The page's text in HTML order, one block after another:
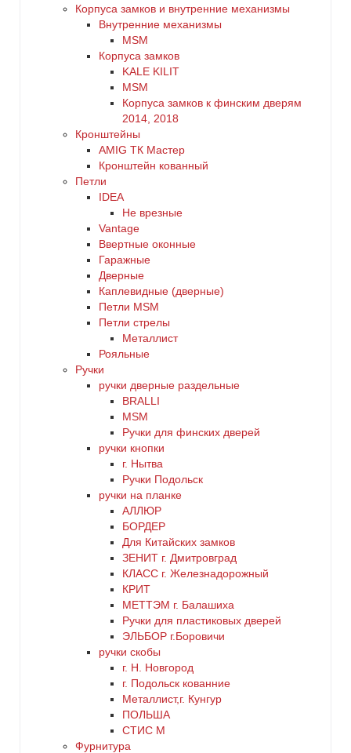
Корпуса замков и внутренние механизмы
Внутренние механизмы
MSM
Корпуса замков
KALE KILIT
MSM
Корпуса замков к финским дверям
2014, 2018
Кронштейны
AMIG ТК Мастер
Кронштейн кованный
Петли
IDEA
Не врезные
Vantage
Ввертные оконные
Гаражные
Дверные
Каплевидные (дверные)
Петли MSM
Петли стрелы
Металлист
Рояльные
Ручки
ручки дверные раздельные
BRALLI
MSM
Ручки для финских дверей
ручки кнопки
г. Нытва
Ручки Подольск
ручки на планке
АЛЛЮР
БОРДЕР
Для Китайских замков
ЗЕНИТ г. Дмитровград
КЛАСС г. Железнадорожный
КРИТ
МЕТТЭМ г. Балашиха
Ручки для пластиковых дверей
ЭЛЬБОР г.Боровичи
ручки скобы
г. Н. Новгород
г. Подольск кованние
Металлист,г. Кунгур
ПОЛЬША
СТИС М
Фурнитура